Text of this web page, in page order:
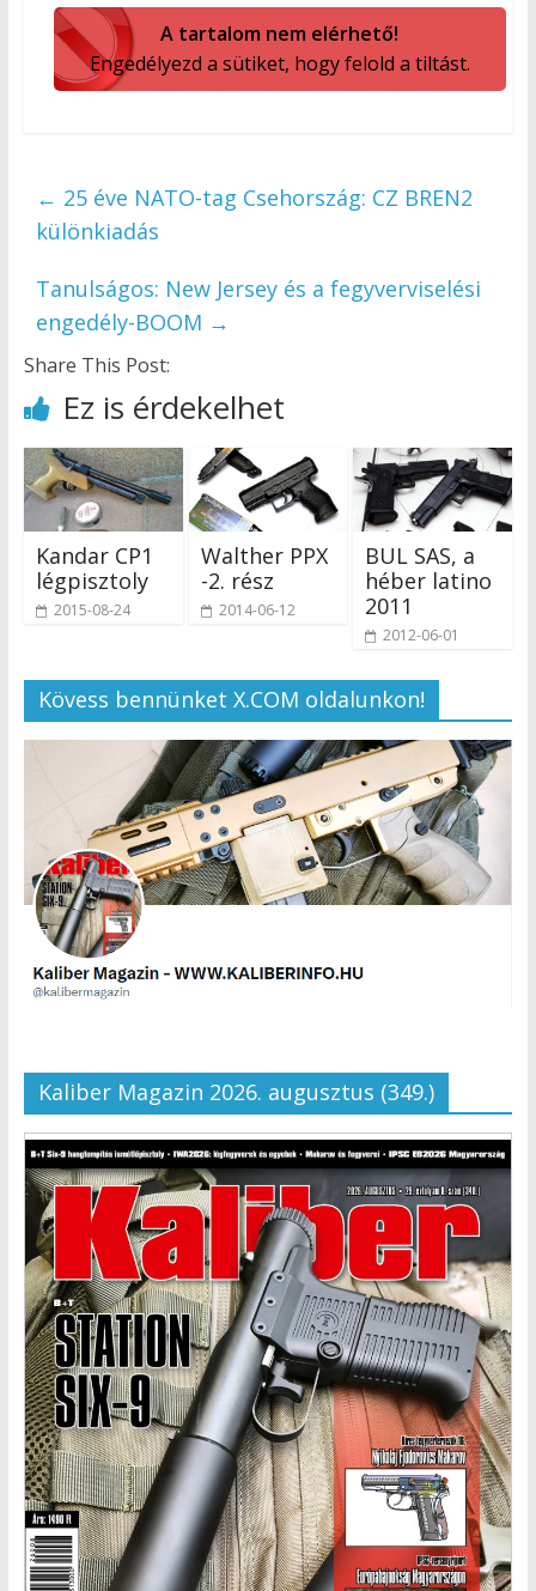
A tartalom nem elérhető!
Engedélyezd a sütiket, hogy felold a tiltást.
← 25 éve NATO-tag Csehország: CZ BREN2
különkiadás
Tanulságos: New Jersey és a fegyverviselési
engedély-BOOM →
Share This Post:
Ez is érdekelhet
Kandar CP1
légpisztoly
2015-08-24
Walther PPX
-2. rész
2014-06-12
BUL SAS, a
héber latino
2011
2012-06-01
Kövess bennünket X.COM oldalunkon!
Kaliber Magazin 2026. augusztus (349.)